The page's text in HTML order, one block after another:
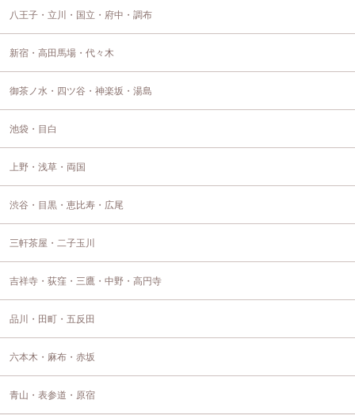
八王子・立川・国立・府中・調布
新宿・高田馬場・代々木
御茶ノ水・四ツ谷・神楽坂・湯島
池袋・目白
上野・浅草・両国
渋谷・目黒・恵比寿・広尾
三軒茶屋・二子玉川
吉祥寺・荻窪・三鷹・中野・高円寺
品川・田町・五反田
六本木・麻布・赤坂
青山・表参道・原宿